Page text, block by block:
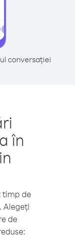
conversației
în
timp de
Alegeți
de